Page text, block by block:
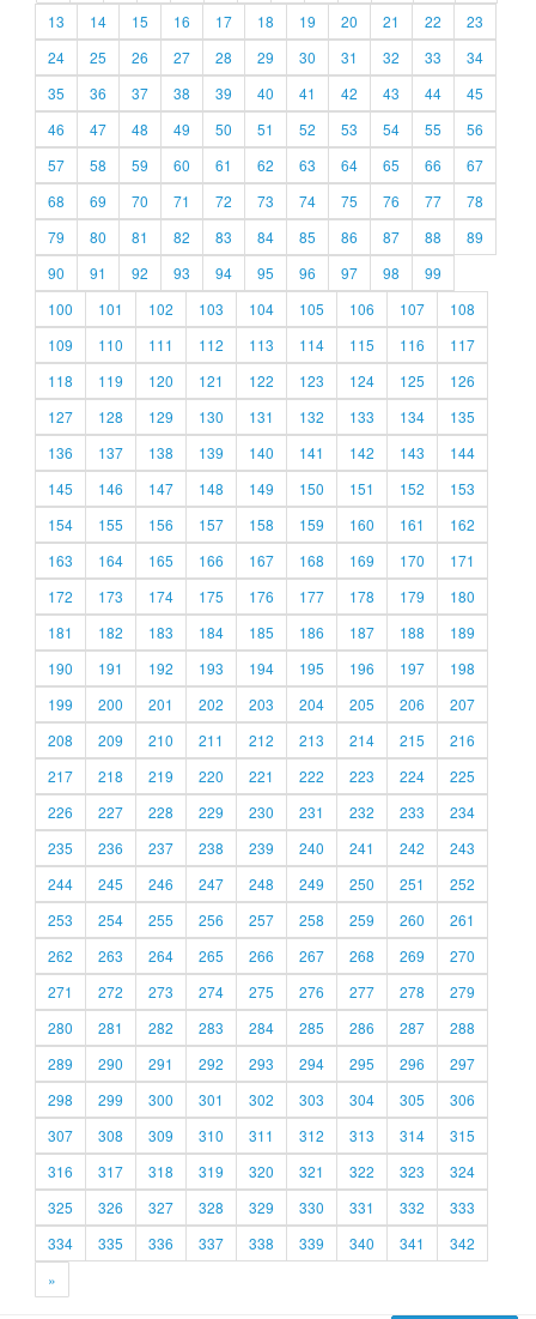
13
14 15 16 17 18 19 20 21 22
23
24
25 26 27 28 29 30 31 32 33
34
35
36 37 38 39 40 41 42 43 44
45
46
47 48 49 50 51 52 53 54 55
56
57
58 59 60 61 62 63 64 65 66
67
68
69 70 71 72 73 74 75 76 77
78
79
80 81 82 83 84 85 86 87 88
89
90
91 92 93 94 95 96 97 98
99
100
101 102 103 104 105 106 107
108
109
110 111 112 113 114 115 116
117
118
119 120 121 122 123 124 125
126
127
128 129 130 131 132 133 134
135
136
137 138 139 140 141 142 143
144
145
146 147 148 149 150 151 152
153
154
155 156 157 158 159 160 161
162
163
164 165 166 167 168 169 170
171
172
173 174 175 176 177 178 179
180
181
182 183 184 185 186 187 188
189
190
191 192 193 194 195 196 197
198
199
200 201 202 203 204 205 206
207
208
209 210 211 212 213 214 215
216
217
218 219 220 221 222 223 224
225
226
227 228 229 230 231 232 233
234
235
236 237 238 239 240 241 242
243
244
245 246 247 248 249 250 251
252
253
254 255 256 257 258 259 260
261
262
263 264 265 266 267 268 269
270
271
272 273 274 275 276 277 278
279
280
281 282 283 284 285 286 287
288
289
290 291 292 293 294 295 296
297
298
299 300 301 302 303 304 305
306
307
308 309 310 311 312 313 314
315
316
317 318 319 320 321 322 323
324
325
326 327 328 329 330 331 332
333
334
335 336 337 338 339 340 341
342
»